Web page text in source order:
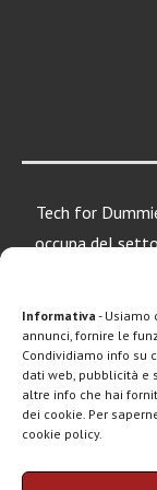
Informativa - Usiamo
annunci, fornire le
Condividiamo info su
dati web, pubblicità e
altre info che hai
dei cookie. Per
cookie policy.
Tech for
occupa del
una
Chi siamo
LEGGI ANCHE